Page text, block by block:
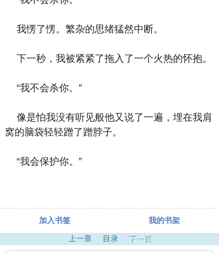
我愣了愣。繁杂的思绪猛然中断。
下一秒，我被紧紧了拖入了一个火热的怀抱。
“我不会杀你。”
像是怕我没有听见般他又说了一遍，埋在我肩
窝的脑袋轻轻蹭了蹭脖子。
“我会保护你。”
加入书签 我的书架
上一章 目录 下一页